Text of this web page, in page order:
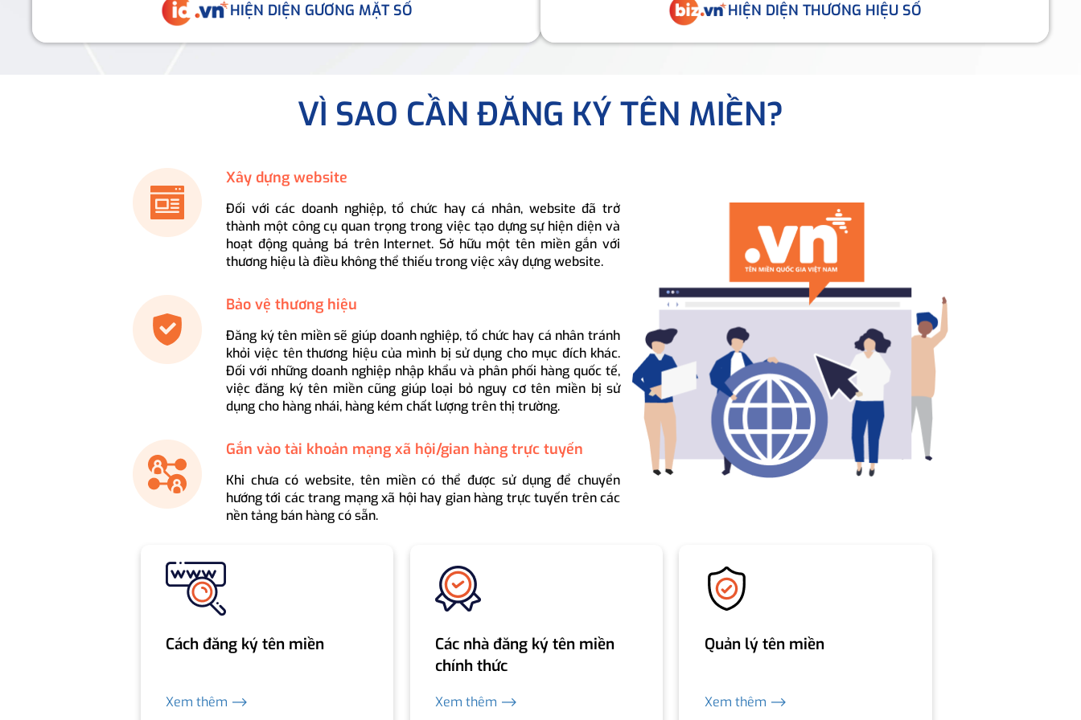
HIỆN DIỆN GƯƠNG MẶT SỐ HIỆN DIỆN THƯƠNG HIỆU SỐ
VÌ SAO CẦN ĐĂNG KÝ TÊN MIỀN?
Xây dựng website
Đối với các doanh nghiệp, tổ chức hay cá nhân, website đã trở
thành một công cụ quan trọng trong việc tạo dựng sự hiện diện và
hoạt động quảng bá trên Internet. Sở hữu một tên miền gắn với
thương hiệu là điều không thể thiếu trong việc xây dựng website.
Bảo vệ thương hiệu
Đăng ký tên miền sẽ giúp doanh nghiệp, tổ chức hay cá nhân tránh
khỏi việc tên thương hiệu của mình bị sử dụng cho mục đích khác.
Đối với những doanh nghiệp nhập khẩu và phân phối hàng quốc tế,
việc đăng ký tên miền cũng giúp loại bỏ nguy cơ tên miền bị sử
dụng cho hàng nhái, hàng kém chất lượng trên thị trường.
Gắn vào tài khoản mạng xã hội/gian hàng trực tuyến
Khi chưa có website, tên miền có thể được sử dụng để chuyển
hướng tới các trang mạng xã hội hay gian hàng trực tuyến trên các
nền tảng bán hàng có sẵn.
Cách đăng ký tên miền
Xem thêm ⟶
Các nhà đăng ký tên miền
chính thức
Xem thêm ⟶
Quản lý tên miền
Xem thêm ⟶